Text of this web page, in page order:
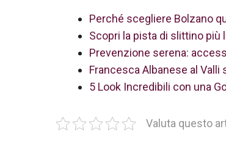
Perché scegliere Bolzano
Scopri la pista di slittino più
Prevenzione serena:
Francesca Albanese al
5 Look Incredibili con una
Valuta questo